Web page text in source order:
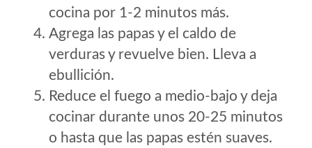
cocina por 1-2 minutos más.
Agrega las papas y el caldo de
verduras y revuelve bien. Lleva a
ebullición.
Reduce el fuego a medio-bajo y deja
cocinar durante unos 20-25 minutos
o hasta que las papas estén suaves.